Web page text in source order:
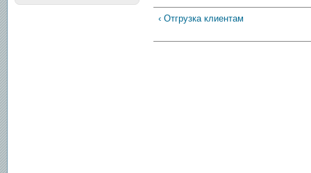
‹ Отгрузка клиентам